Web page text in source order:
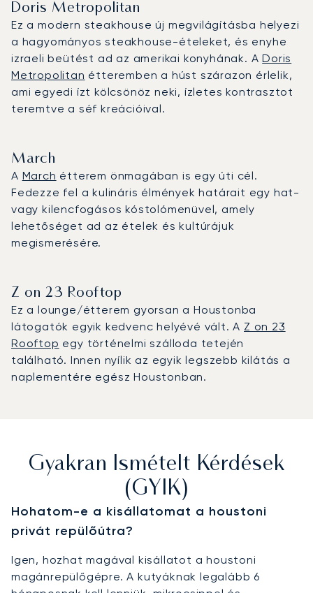
Doris Metropolitan
Ez a modern steakhouse új megvilágításba helyezi
a hagyományos steakhouse-ételeket, és enyhe
izraeli beütést ad az amerikai konyhának. ADoris
Metropolitan étteremben a húst szárazon érlelik,
ami egyedi ízt kölcsönöz neki, ízletes kontrasztot
teremtve a séf kreációival.
March
A March étterem önmagában is egy úti cél.
Fedezze fel a kulináris élmények határait egy hat-
vagy kilencfogásos kóstolómenüvel, amely
lehetőséget ad az ételek és kultúrájuk
megismerésére.
Z on 23 Rooftop
Ez a lounge/étterem gyorsan a Houstonba
látogatók egyik kedvenc helyévé vált. A Z on 23
Rooftop egy történelmi szálloda tetején
található. Innen nyílik az egyik legszebb kilátás a
naplementére egész Houstonban.
Gyakran Ismételt Kérdések
(GYIK)
Hohatom-e a kisállatomat a houstoni
privát repülőútra?
Igen, hozhat magával kisállatot a houstoni
magánrepülőgépre. A kutyáknak legalább 6